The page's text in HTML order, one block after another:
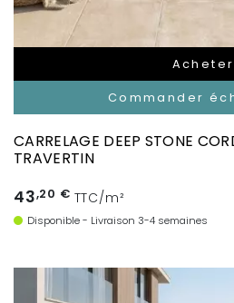
Acheter
Commander
CARRELAGE DEEP STONE
TRAVERTIN
43,20 € TTC/m²
Disponible - Livraison 3-4 semaines